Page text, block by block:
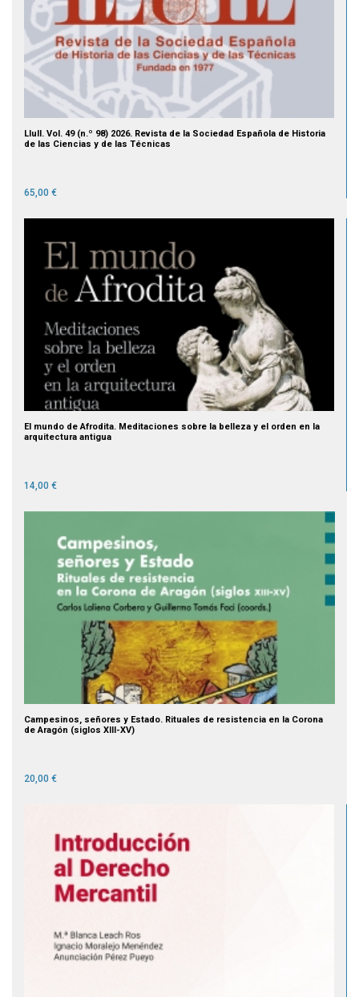
Llull. Vol. 49 (n.º 98) 2026. Revista de la Sociedad Española de Historia
de las Ciencias y de las Técnicas
65,00 €
El mundo de Afrodita. Meditaciones sobre la belleza y el orden en la
arquitectura antigua
14,00 €
Campesinos, señores y Estado. Rituales de resistencia en la Corona
de Aragón (siglos XIII-XV)
20,00 €